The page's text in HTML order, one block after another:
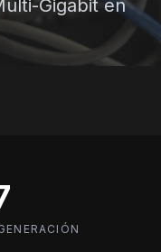
Gigabit en